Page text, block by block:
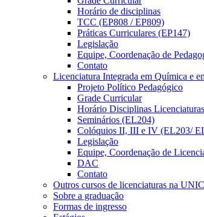
Horário de disciplinas
TCC (EP808 / EP809)
Práticas Curriculares (EP147)
Legislação
Equipe, Coordenação de
Contato
Licenciatura Integrada em Química e
Projeto Político Pedagógico
Grade Curricular
Horário Disciplinas Licenciaturas
Seminários (EL204)
Colóquios II, III e IV (EL203/
Legislação
Equipe, Coordenação de
DAC
Contato
Outros cursos de licenciaturas na
Sobre a graduação
Formas de ingresso